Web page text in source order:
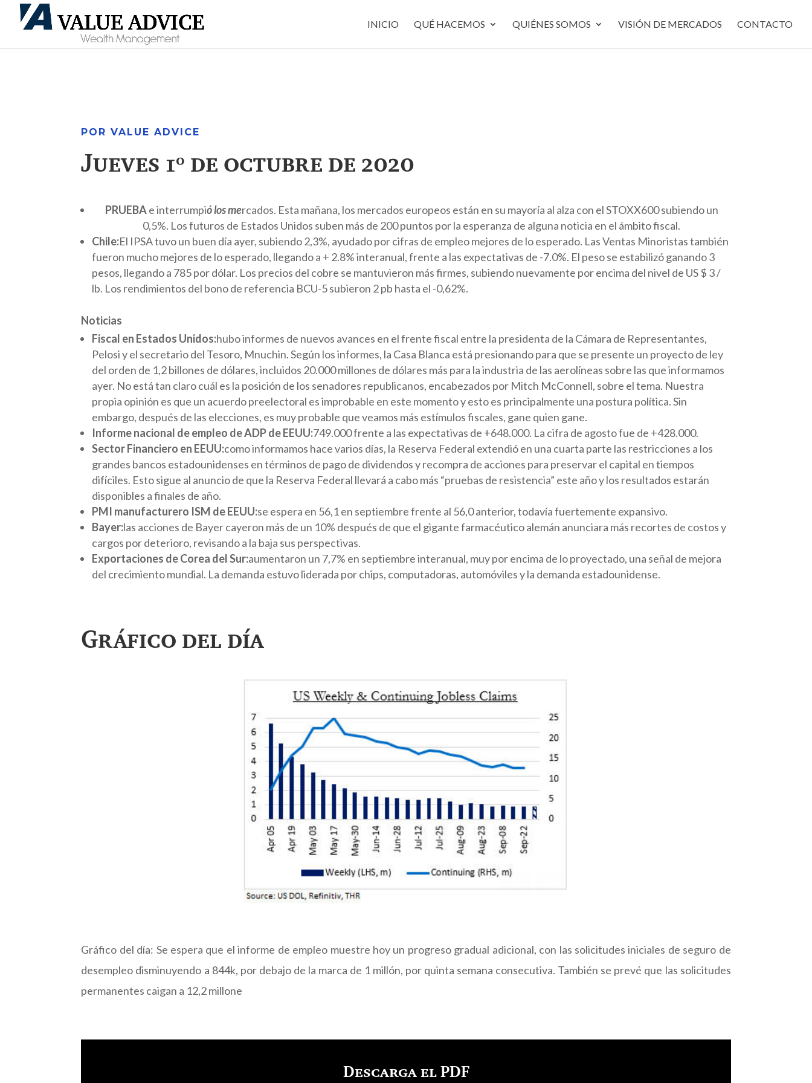
INICIO QUÉ HACEMOS QUIÉNES SOMOS VISIÓN DE MERCADOS CONTACTO
POR VALUE ADVICE
Jueves 1º de octubre de 2020
PRUEBAe interrumpió los mercados. Esta mañana, los mercados europeos están en su mayoría al alza con el STOXX600 subiendo un
0,5%. Los futuros de Estados Unidos suben más de 200 puntos por la esperanza de alguna noticia en el ámbito fiscal.
Chile:El IPSA tuvo un buen día ayer, subiendo 2,3%, ayudado por cifras de empleo mejores de lo esperado. Las Ventas Minoristas también
fueron mucho mejores de lo esperado, llegando a + 2.8% interanual, frente a las expectativas de -7.0%. El peso se estabilizó ganando 3
pesos, llegando a 785 por dólar. Los precios del cobre se mantuvieron más firmes, subiendo nuevamente por encima del nivel de US $ 3 /
lb. Los rendimientos del bono de referencia BCU-5 subieron 2 pb hasta el -0,62%.
Noticias
Fiscal en Estados Unidos:hubo informes de nuevos avances en el frente fiscal entre la presidenta de la Cámara de Representantes,
Pelosi y el secretario del Tesoro, Mnuchin. Según los informes, la Casa Blanca está presionando para que se presente un proyecto de ley
del orden de 1,2 billones de dólares, incluidos 20.000 millones de dólares más para la industria de las aerolíneas sobre las que informamos
ayer. No está tan claro cuál es la posición de los senadores republicanos, encabezados por Mitch McConnell, sobre el tema. Nuestra
propia opinión es que un acuerdo preelectoral es improbable en este momento y esto es principalmente una postura política. Sin
embargo, después de las elecciones, es muy probable que veamos más estímulos fiscales, gane quien gane.
Informe nacional de empleo de ADP de EEUU:749.000 frente a las expectativas de +648.000. La cifra de agosto fue de +428.000.
Sector Financiero en EEUU:como informamos hace varios días, la Reserva Federal extendió en una cuarta parte las restricciones a los
grandes bancos estadounidenses en términos de pago de dividendos y recompra de acciones para preservar el capital en tiempos
difíciles. Esto sigue al anuncio de que la Reserva Federal llevará a cabo más “pruebas de resistencia” este año y los resultados estarán
disponibles a finales de año.
PMI manufacturero ISM de EEUU:se espera en 56,1 en septiembre frente al 56,0 anterior, todavía fuertemente expansivo.
Bayer:las acciones de Bayer cayeron más de un 10% después de que el gigante farmacéutico alemán anunciara más recortes de costos y
cargos por deterioro, revisando a la baja sus perspectivas.
Exportaciones de Corea del Sur:aumentaron un 7,7% en septiembre interanual, muy por encima de lo proyectado, una señal de mejora
del crecimiento mundial. La demanda estuvo liderada por chips, computadoras, automóviles y la demanda estadounidense.
Gráfico del día
Gráfico del día: Se espera que el informe de empleo muestre hoy un progreso gradual adicional, con las solicitudes iniciales de seguro de
desempleo disminuyendo a 844k, por debajo de la marca de 1 millón, por quinta semana consecutiva. También se prevé que las solicitudes
permanentes caigan a 12,2 millone
Descarga el PDF